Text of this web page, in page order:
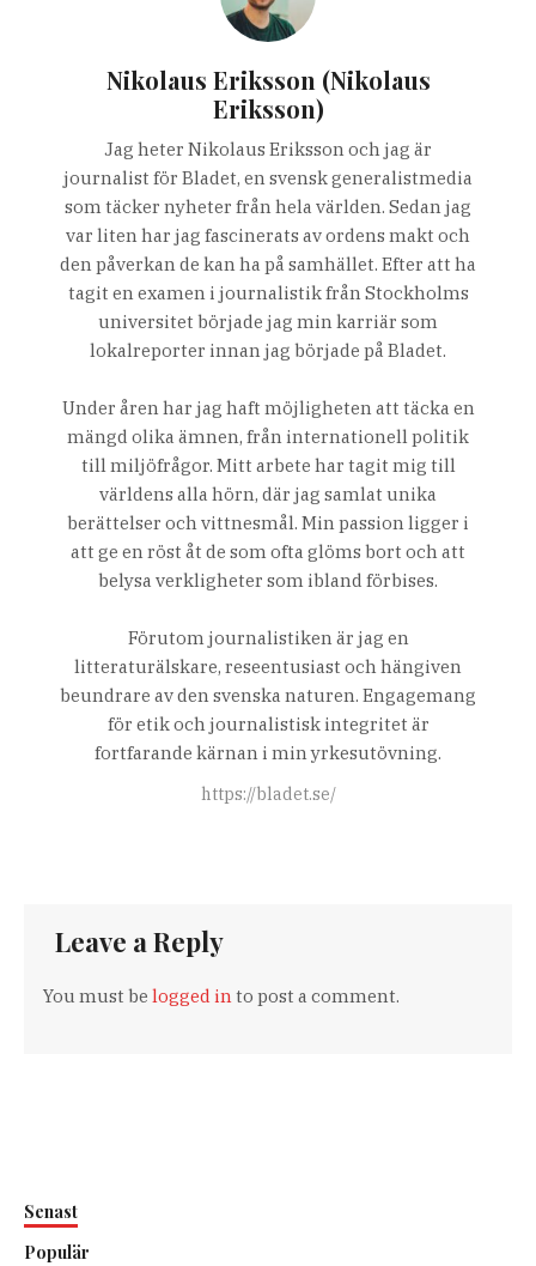
Nikolaus Eriksson (Nikolaus
Eriksson)
Jag heter Nikolaus Eriksson och jag är
journalist för Bladet, en svensk generalistmedia
som täcker nyheter från hela världen. Sedan jag
var liten har jag fascinerats av ordens makt och
den påverkan de kan ha på samhället. Efter att ha
tagit en examen i journalistik från Stockholms
universitet började jag min karriär som
lokalreporter innan jag började på Bladet.
Under åren har jag haft möjligheten att täcka en
mängd olika ämnen, från internationell politik
till miljöfrågor. Mitt arbete har tagit mig till
världens alla hörn, där jag samlat unika
berättelser och vittnesmål. Min passion ligger i
att ge en röst åt de som ofta glöms bort och att
belysa verkligheter som ibland förbises.
Förutom journalistiken är jag en
litteraturälskare, reseentusiast och hängiven
beundrare av den svenska naturen. Engagemang
för etik och journalistisk integritet är
fortfarande kärnan i min yrkesutövning.
https://bladet.se/
Leave a Reply
You must belogged in to post a comment.
Senast
Populär